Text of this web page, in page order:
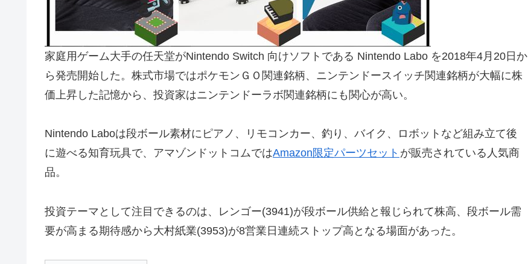
家庭用ゲーム大手の任天堂がNintendo Switch 向けソフトである Nintendo Labo を2018年4月20日か
ら発売開始した。株式市場ではポケモンＧＯ関連銘柄、ニンテンドースイッチ関連銘柄が大幅に株
価上昇した記憶から、投資家はニンテンドーラボ関連銘柄にも関心が高い。
Nintendo Laboは段ボール素材にピアノ、リモコンカー、釣り、バイク、ロボットなど組み立て後
に遊べる知育玩具で、アマゾンドットコムではAmazon限定パーツセット が販売されている人気商
品。
投資テーマとして注目できるのは、レンゴー(3941)が段ボール供給と報じられて株高、段ボール需
要が高まる期待感から大村紙業(3953)が8営業日連続ストップ高となる場面があった。